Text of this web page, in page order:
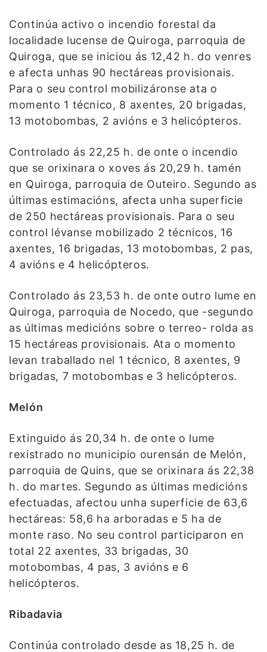
Continúa activo o incendio forestal da
localidade lucense de Quiroga, parroquia de
Quiroga, que se iniciou ás 12,42 h. do venres
e afecta unhas 90 hectáreas provisionais.
Para o seu control mobilizáronse ata o
momento 1 técnico, 8 axentes, 20 brigadas,
13 motobombas, 2 avións e 3 helicópteros.
Controlado ás 22,25 h. de onte o incendio
que se orixinara o xoves ás 20,29 h. tamén
en Quiroga, parroquia de Outeiro. Segundo as
últimas estimacións, afecta unha superficie
de 250 hectáreas provisionais. Para o seu
control lévanse mobilizado 2 técnicos, 16
axentes, 16 brigadas, 13 motobombas, 2 pas,
4 avións e 4 helicópteros.
Controlado ás 23,53 h. de onte outro lume en
Quiroga, parroquia de Nocedo, que -segundo
as últimas medicións sobre o terreo- rolda as
15 hectáreas provisionais. Ata o momento
levan traballado nel 1 técnico, 8 axentes, 9
brigadas, 7 motobombas e 3 helicópteros.
Melón
Extinguido ás 20,34 h. de onte o lume
rexistrado no municipio ourensán de Melón,
parroquia de Quins, que se orixinara ás 22,38
h. do martes. Segundo as últimas medicións
efectuadas, afectou unha superficie de 63,6
hectáreas: 58,6 ha arboradas e 5 ha de
monte raso. No seu control participaron en
total 22 axentes, 33 brigadas, 30
motobombas, 4 pas, 3 avións e 6
helicópteros.
Ribadavia
Continúa controlado desde as 18,25 h. de